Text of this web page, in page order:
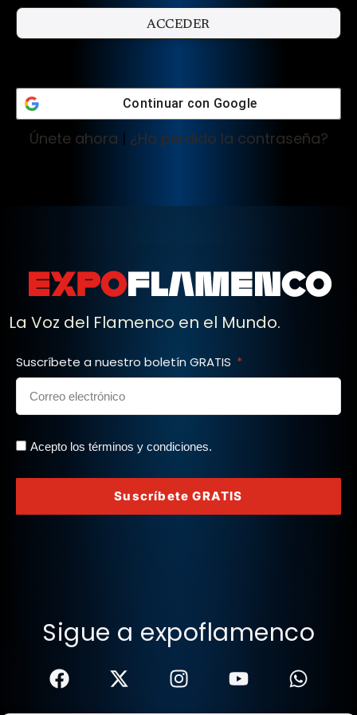
Continuar con Google
Únete ahora | ¿Ha perdido la contraseña?
La Voz del Flamenco en el Mundo.
Suscríbete a nuestro boletín GRATIS
Acepto los términos y condiciones.
Suscríbete GRATIS
Sigue a expoflamenco